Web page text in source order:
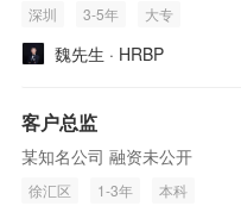
深圳 3-5年 大专
魏先生 · HRBP
客户总监
某知名公司 融资未公开
徐汇区 1-3年 本科